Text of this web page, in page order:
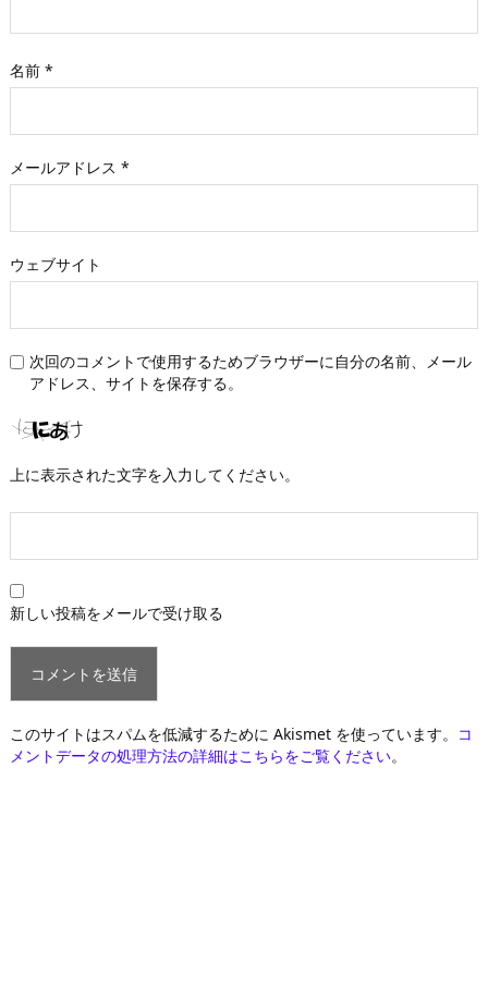
名前 *
メールアドレス *
ウェブサイト
次回のコメントで使用するためブラウザーに自分の名前、メール
アドレス、サイトを保存する。
上に表示された文字を入力してください。
新しい投稿をメールで受け取る
このサイトはスパムを低減するために Akismet を使っています。
コ
メントデータの処理方法の詳細はこちらをご覧ください。